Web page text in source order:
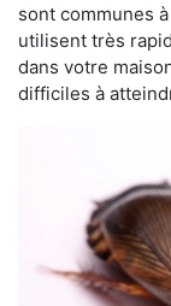
sont communes
utilisent très
dans votre
difficiles à